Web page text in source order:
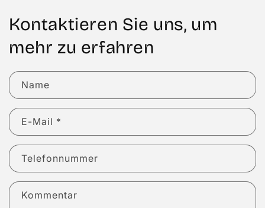
Kontaktieren Sie uns, um
mehr zu erfahren
Name
E-Mail *
Telefonnummer
Kommentar